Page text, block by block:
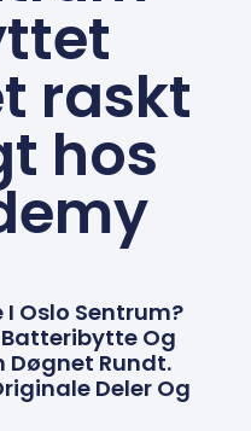
raskt
hos
I Oslo Sentrum?
Og
Døgnet Rundt.
Deler Og